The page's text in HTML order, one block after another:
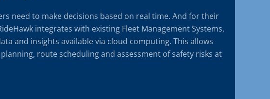
need to make decisions based on real time. And for their
integrates with existing Fleet Management Systems,
and insights available via cloud computing. This allows
route scheduling and assessment of safety risks at